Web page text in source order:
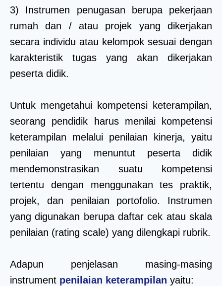
3) Instrumen penugasan berupa pekerjaan
rumah dan / atau projek yang dikerjakan
secara individu atau kelompok sesuai dengan
karakteristik tugas yang akan dikerjakan
peserta didik.
Untuk mengetahui kompetensi keterampilan,
seorang pendidik harus menilai kompetensi
keterampilan melalui penilaian kinerja, yaitu
penilaian yang menuntut peserta didik
mendemonstrasikan suatu kompetensi
tertentu dengan menggunakan tes praktik,
projek, dan penilaian portofolio. Instrumen
yang digunakan berupa daftar cek atau skala
penilaian (rating scale) yang dilengkapi rubrik.
Adapun penjelasan masing-masing
instrument penilaian keterampilan yaitu: